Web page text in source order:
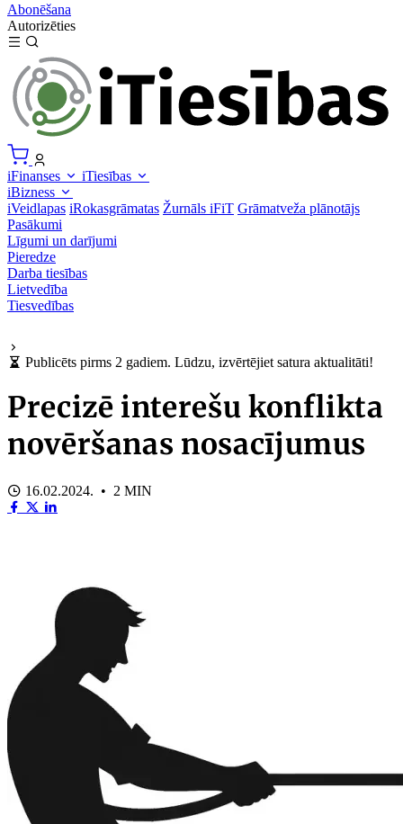
Abonēšana
Autorizēties
iFinanses
iTiesības
iBizness
iVeidlapas iRokasgrāmatas Žurnāls iFiT Grāmatveža plānotājs
Pasākumi
Līgumi un darījumi
Pieredze
Darba tiesības
Lietvedība
Tiesvedības
Publicēts pirms 2 gadiem. Lūdzu, izvērtējiet satura aktualitāti!
Precizē interešu konflikta
novēršanas nosacījumus
16.02.2024. • 2 MIN